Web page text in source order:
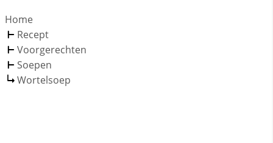
Home
Recept
Voorgerechten
Soepen
Wortelsoep